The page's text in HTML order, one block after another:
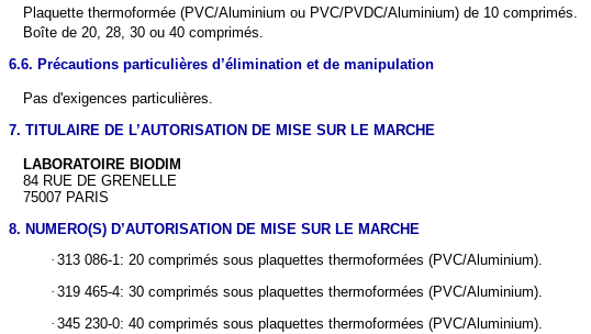
Plaquette thermoformée (PVC/Aluminium ou PVC/PVDC/Aluminium) de 10 comprimés.
Boîte de 20, 28, 30 ou 40 comprimés.
6.6. Précautions particulières d’élimination et de manipulation
Pas d'exigences particulières.
7. TITULAIRE DE L’AUTORISATION DE MISE SUR LE MARCHE
LABORATOIRE BIODIM
84 RUE DE GRENELLE
75007 PARIS
8. NUMERO(S) D’AUTORISATION DE MISE SUR LE MARCHE
· 313 086-1: 20 comprimés sous plaquettes thermoformées (PVC/Aluminium).
· 319 465-4: 30 comprimés sous plaquettes thermoformées (PVC/Aluminium).
· 345 230-0: 40 comprimés sous plaquettes thermoformées (PVC/Aluminium).